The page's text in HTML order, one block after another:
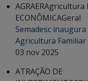
AGRAERAgricultura
ECONÔMICAGeral
Semadesc
Agricultura Familiar
03 nov 2025
ATRAÇÃO DE